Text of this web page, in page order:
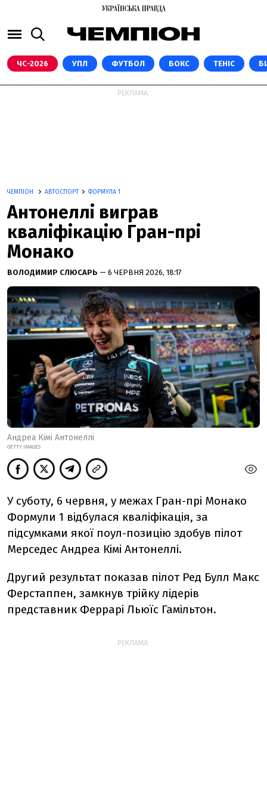
ЧС-2026 УПЛ ФУТБОЛ БОКС ТЕНІС
РЕКЛАМА:
ЧЕМПІОН АВТОСПОРТ ФОРМУЛА 1
Антонеллі виграв
кваліфікацію Гран-прі
Монако
ВОЛОДИМИР СЛЮСАРЬ — 6 ЧЕРВНЯ 2026, 18:17
Андреа Кімі Антонеллі
GETTY IMAGES
У суботу, 6 червня, у межах Гран-прі Монако
Формули 1 відбулася кваліфікація, за
підсумками якої поул-позицію здобув пілот
Мерседес Андреа Кімі Антонеллі.
Другий результат показав пілот Ред Булл Макс
Ферстаппен, замкнув трійку лідерів
представник Феррарі Льюїс Гамільтон.
РЕКЛАМА: